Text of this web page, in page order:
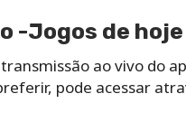
-Jogos de hoje
ao vivo do
pode acessar